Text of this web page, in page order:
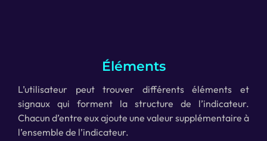
Éléments
L’utilisateur peut trouver différents éléments et
signaux qui forment la structure de l’indicateur.
Chacun d’entre eux ajoute une valeur supplémentaire à
l’ensemble de l’indicateur.